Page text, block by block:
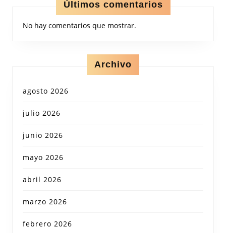
Últimos comentarios
No hay comentarios que mostrar.
Archivo
agosto 2026
julio 2026
junio 2026
mayo 2026
abril 2026
marzo 2026
febrero 2026